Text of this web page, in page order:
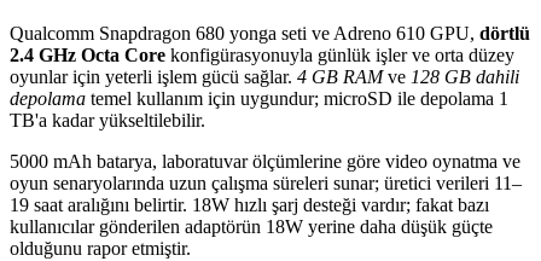
Qualcomm Snapdragon 680 yonga seti ve Adreno 610 GPU, dörtlü
2.4 GHz Octa Core konfigürasyonuyla günlük işler ve orta düzey
oyunlar için yeterli işlem gücü sağlar. 4 GB RAMve 128 GB dahili
depolama temel kullanım için uygundur; microSD ile depolama 1
TB'a kadar yükseltilebilir.
5000 mAh batarya, laboratuvar ölçümlerine göre video oynatma ve
oyun senaryolarında uzun çalışma süreleri sunar; üretici verileri 11–
19 saat aralığını belirtir. 18W hızlı şarj desteği vardır; fakat bazı
kullanıcılar gönderilen adaptörün 18W yerine daha düşük güçte
olduğunu rapor etmiştir.